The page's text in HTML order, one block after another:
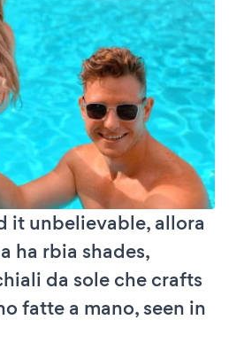
it unbelievable, allora
ha rbia shades,
da sole che crafts
fatte a mano, seen in